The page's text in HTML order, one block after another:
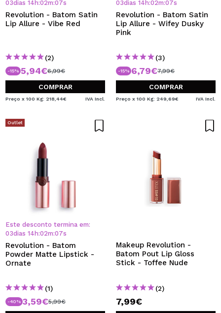
03dias 14 h:02m:07s
Revolution - Batom Satin
Lip Allure - Vibe Red
(2)
-15% 5,94€6,99€
COMPRAR
Preço x 100 Kg: 218,44€ IVA Incl.
03dias 14 h:02m:07s
Revolution - Batom Satin
Lip Allure - Wifey Dusky
Pink
(3)
-15% 6,79€7,99€
COMPRAR
Preço x 100 Kg: 249,69€ IVA Incl.
Outlet
Este desconto termina em:
03dias 14 h:02m:07s
Revolution - Batom
Powder Matte Lipstick -
Ornate
(1)
-40% 3,59€5,99€
Makeup Revolution -
Batom Pout Lip Gloss
Stick - Toffee Nude
(2)
7,99€